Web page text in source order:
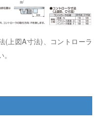
(上図A寸法)、コントローラ